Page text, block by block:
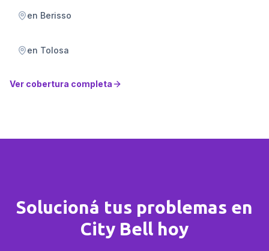
en Berisso
en Tolosa
Ver cobertura completa
Solucioná tus problemas en
City Bell hoy